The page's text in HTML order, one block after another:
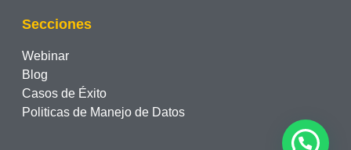
Secciones
Webinar
Blog
Casos de Éxito
Politicas de Manejo de Datos